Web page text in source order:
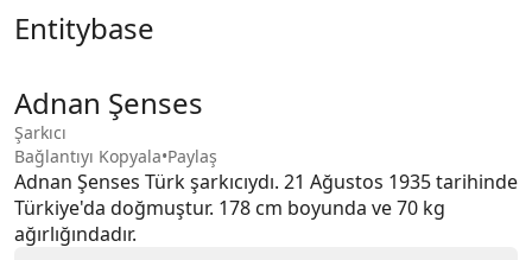
Entitybase
Adnan Şenses
Şarkıcı
Bağlantıyı Kopyala•Paylaş
Adnan Şenses Türk şarkıcıydı. 21 Ağustos 1935 tarihinde
Türkiye'da doğmuştur. 178 cm boyunda ve 70 kg
ağırlığındadır.